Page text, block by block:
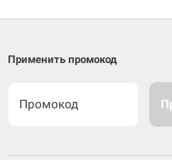
Применить промокод